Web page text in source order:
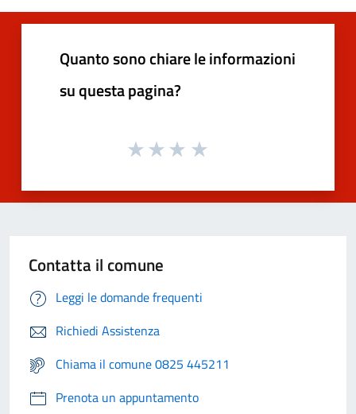
Quanto sono chiare le informazioni
su questa pagina?
Contatta il comune
Leggi le domande frequenti
Richiedi Assistenza
Chiama il comune 0825 445211
Prenota un appuntamento